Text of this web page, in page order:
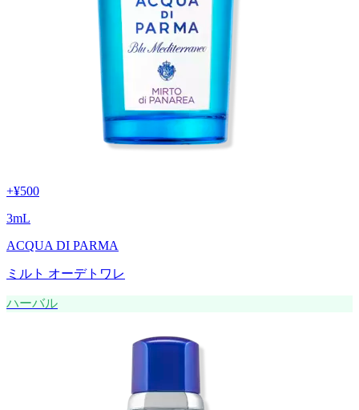
+¥500
3mL
ACQUA DI PARMA
ミルト オーデトワレ
ハーバル